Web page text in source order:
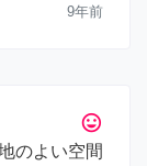
9年前
tag_faces
のよい空間